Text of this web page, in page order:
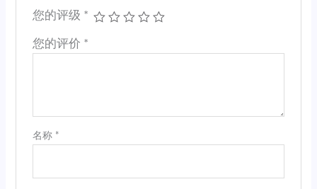
您的评级 *
您的评价 *
名称 *